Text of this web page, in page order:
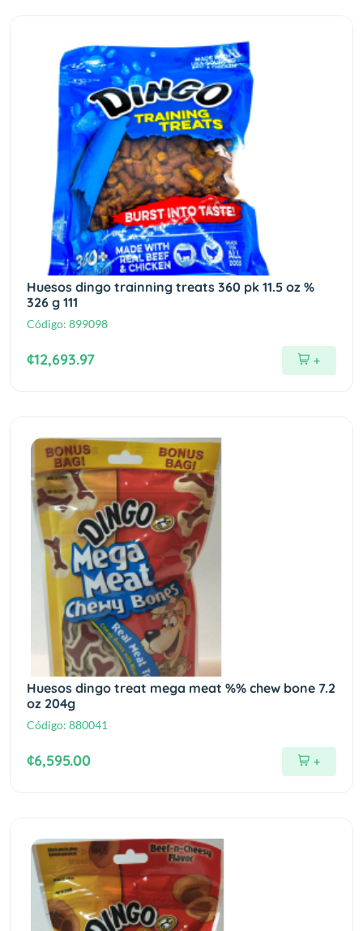
Huesos dingo trainning treats 360 pk 11.5 oz %
326 g 111
Código: 899098
¢12,693.97 +
Huesos dingo treat mega meat %% chew bone 7.2
oz 204g
Código: 880041
¢6,595.00 +